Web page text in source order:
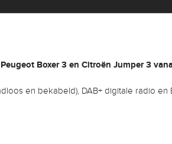
Boxer 3 en Citroën Jumper 3
en bekabeld), DAB+ digitale radio